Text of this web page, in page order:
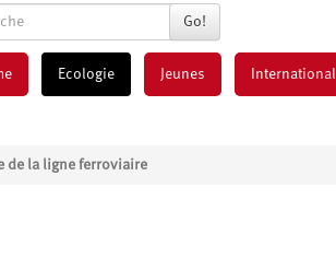
Go!
Ecologie Jeunes International
de la ligne ferroviaire